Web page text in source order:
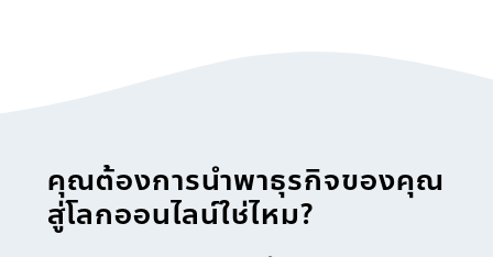
คุณต้องการนำพาธุรกิจของคุณ
สู่โลกออนไลน์ใช่ไหม?